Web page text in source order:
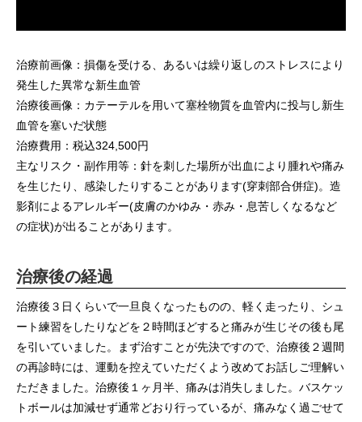
治療前画像：損傷を受ける、あるいは繰り返しのストレスにより
発生した異常な新生血管
治療後画像：カテーテルを用いて塞栓物質を血管内に投与し新生
血管を塞いだ状態
治療費用：税込324,500円
主なリスク・副作用等：針を刺した場所が出血により腫れや痛み
を生じたり、感染したりすることがあります(穿刺部合併症)。造
影剤によるアレルギー(皮膚のかゆみ・赤み・息苦しくなるなど
の症状)が出ることがあります。
治療後の経過
治療後３日くらいで一旦良くなったものの、軽く走ったり、シュ
ート練習をしたりなどを２時間ほどすると痛みが生じその後も尾
を引いていました。まず治すことが先決ですので、治療後２週間
の再診時には、運動を控えていただくよう改めてお話しご理解い
ただきました。治療後１ヶ月半、痛みは消失しました。バスケッ
トボールは加減せず通常どおり行っているが、痛みなく過ごせて